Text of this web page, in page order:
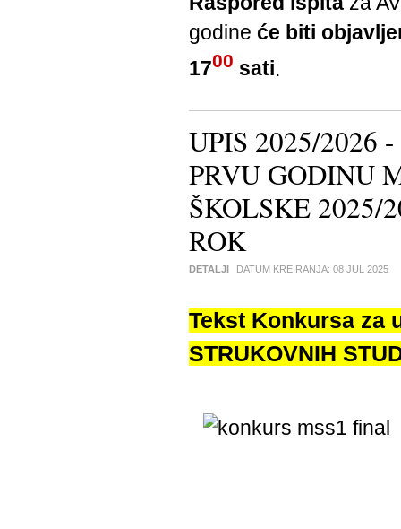
godine će biti
1700 sati.
UPIS 2025/2026
PRVU GODINU
ŠKOLSKE 2025/
ROK
DETALJI DATUM KREIRANJA: 08 JUL 2025
Tekst Konkursa za
STRUKOVNIH